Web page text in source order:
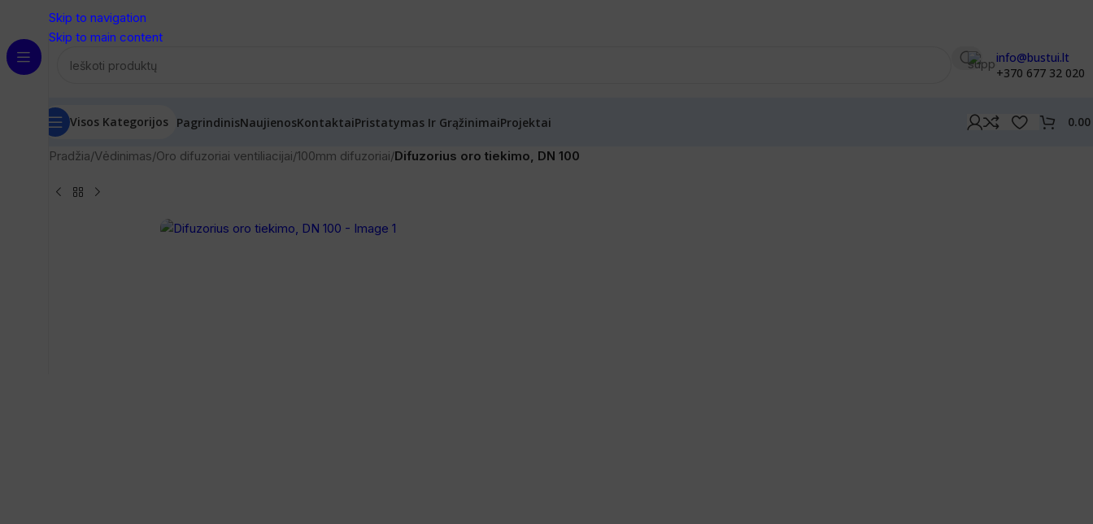
Skip to navigation
Skip to main content
info@bustui.lt
+370 677 32 020
Visos Kategorijos PagrindinisNaujienosKontaktaiPristatymas Ir GrąžinimaiProjektai 0.00
Pradžia/Vėdinimas/Oro difuzoriai ventiliacijai/100mm difuzoriai/Difuzorius oro tiekimo, DN 100